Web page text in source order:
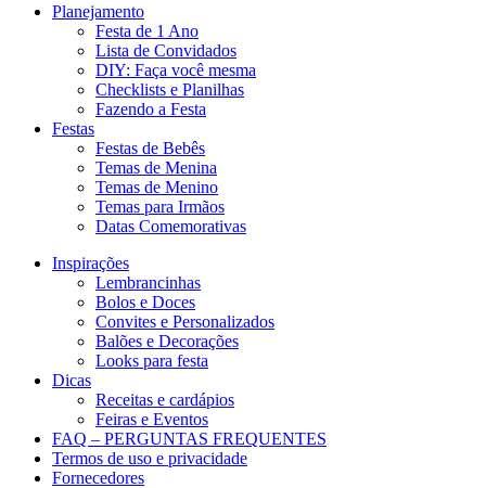
Planejamento
Festa de 1 Ano
Lista de Convidados
DIY: Faça você mesma
Checklists e Planilhas
Fazendo a Festa
Festas
Festas de Bebês
Temas de Menina
Temas de Menino
Temas para Irmãos
Datas Comemorativas
Inspirações
Lembrancinhas
Bolos e Doces
Convites e Personalizados
Balões e Decorações
Looks para festa
Dicas
Receitas e cardápios
Feiras e Eventos
FAQ – PERGUNTAS FREQUENTES
Termos de uso e privacidade
Fornecedores